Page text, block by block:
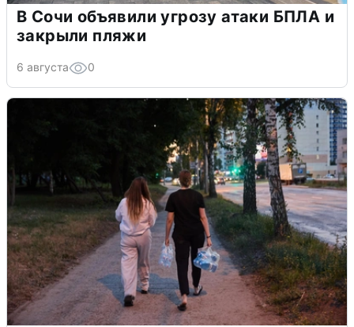
В Сочи объявили угрозу атаки БПЛА и
закрыли пляжи
6 августа 0